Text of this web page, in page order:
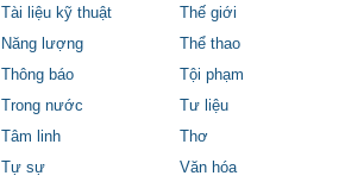
Tài liệu kỹ thuật
Thế giới
Năng lượng
Thể thao
Thông báo
Tội phạm
Trong nước
Tư liệu
Tâm linh
Thơ
Tự sự
Văn hóa